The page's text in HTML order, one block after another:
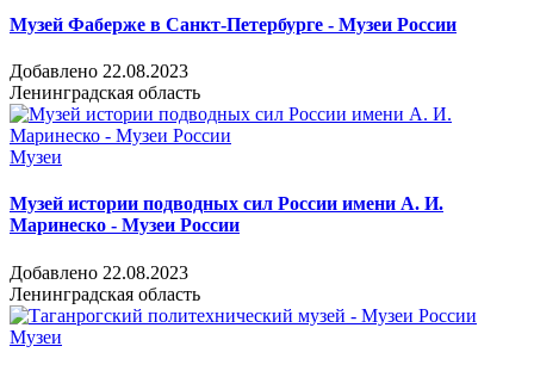
Музей Фаберже в Санкт-Петербурге - Музеи России
Добавлено 22.08.2023
Ленинградская область
Музеи
Музей истории подводных сил России имени А. И.
Маринеско - Музеи России
Добавлено 22.08.2023
Ленинградская область
Музеи